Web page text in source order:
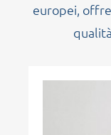
europei,